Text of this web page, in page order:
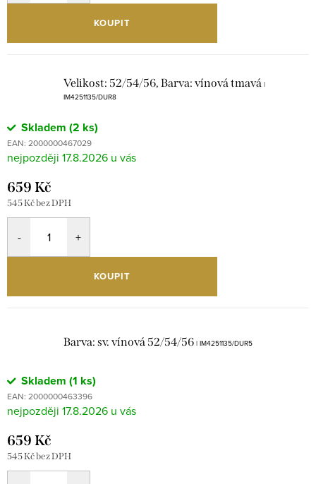
KOUPIT
Velikost: 52/54/56, Barva: vínová tmavá |
IM4251135/DUR8
Skladem (2 ks)
EAN: 2000000467029
17.8.2026
659 Kč
545 Kč bez DPH
KOUPIT
Barva: sv. vínová 52/54/56 | IM4251135/DUR5
Skladem (1 ks)
EAN: 2000000463396
17.8.2026
659 Kč
545 Kč bez DPH